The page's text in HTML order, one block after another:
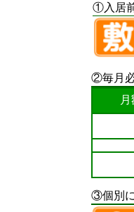
①入居
②毎月
③個別に